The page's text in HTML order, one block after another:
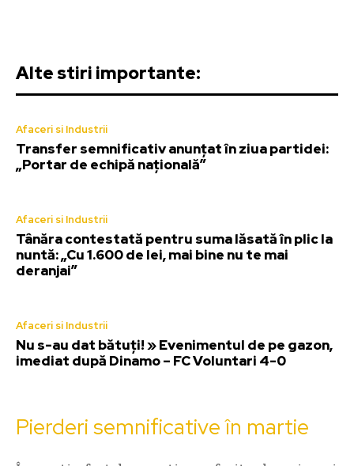
Alte stiri importante:
Afaceri si Industrii
Transfer semnificativ anunțat în ziua partidei:
„Portar de echipă națională”
Afaceri si Industrii
Tânăra contestată pentru suma lăsată în plic la
nuntă: „Cu 1.600 de lei, mai bine nu te mai
deranjai”
Afaceri si Industrii
Nu s-au dat bătuți! » Evenimentul de pe gazon,
imediat după Dinamo – FC Voluntari 4-0
Pierderi semnificative în martie